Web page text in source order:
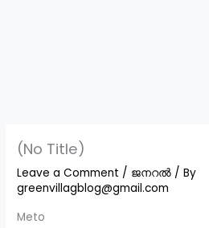
(No Title)
Leave a Comment / ജനറൽ / By
greenvillagblog@gmail.com
Meto